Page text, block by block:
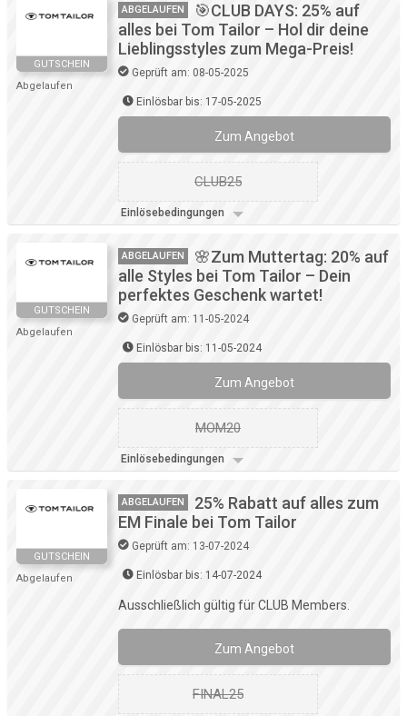
GUTSCHEIN
Abgelaufen
ABGELAUFEN
🎯CLUB DAYS: 25% auf
alles bei Tom Tailor – Hol dir deine
Lieblingsstyles zum Mega-Preis!
Geprüft am: 08-05-2025
Einlösbar bis: 17-05-2025
Zum Angebot
CLUB25
Einlösebedingungen
GUTSCHEIN
Abgelaufen
ABGELAUFEN
🌸Zum Muttertag: 20% auf
alle Styles bei Tom Tailor – Dein
perfektes Geschenk wartet!
Geprüft am: 11-05-2024
Einlösbar bis: 11-05-2024
Zum Angebot
MOM20
Einlösebedingungen
GUTSCHEIN
Abgelaufen
ABGELAUFEN
25% Rabatt auf alles zum
EM Finale bei Tom Tailor
Geprüft am: 13-07-2024
Einlösbar bis: 14-07-2024
Ausschließlich gültig für CLUB Members.
Zum Angebot
FINAL25